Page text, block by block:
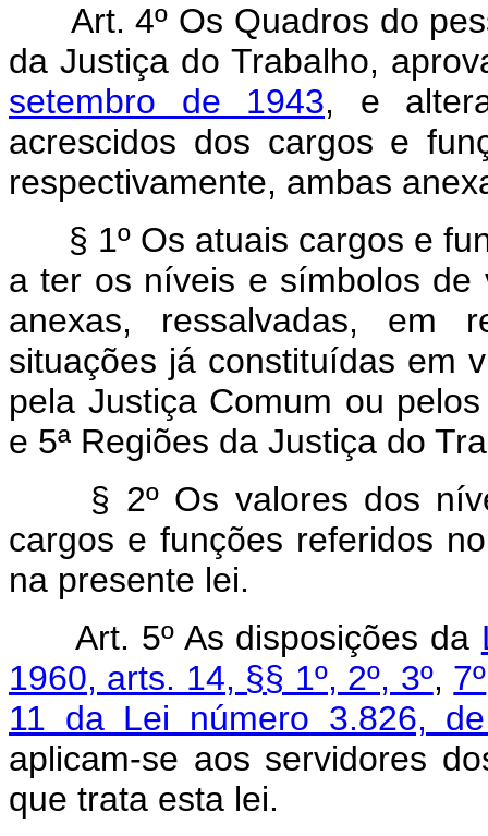
Art. 4º Os Quadros do
da Justiça do Trabalho,
setembro de 1943, e
acrescidos dos cargos e
respectivamente, ambas
§ 1º Os atuais cargos e
a ter os níveis e símbolos de
anexas, ressalvadas, em
situações já constituídas em
pela Justiça Comum ou
e 5ª Regiões da Justiça do
§ 2º Os valores dos
cargos e funções referidos
na presente lei.
Art. 5º As disposições da
1960, arts. 14, §§ 1º, 2º, 3º, 7º
11 da Lei número 3.826,
aplicam-se aos servidores
que trata esta lei.